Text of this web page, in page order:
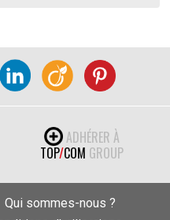
ADHÉRER À
TOP/COM GROUP
Qui sommes-nous ?